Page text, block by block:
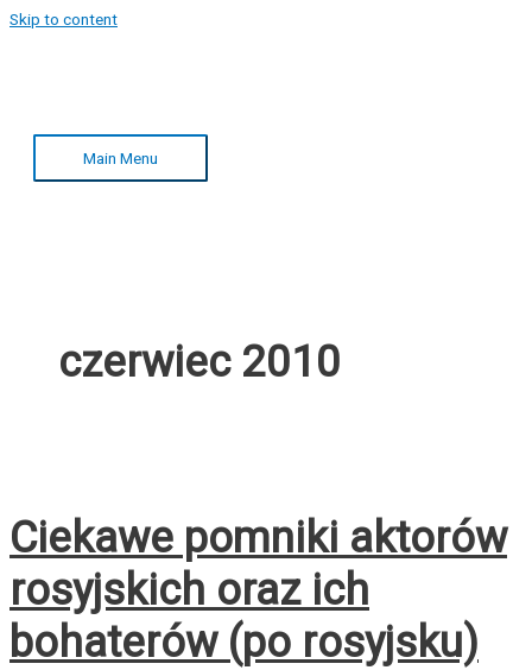
Skip to content
Main Menu
czerwiec 2010
Ciekawe pomniki aktorów
rosyjskich oraz ich
bohaterów (po rosyjsku)